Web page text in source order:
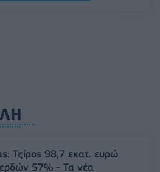
Τζίρος 98,7 εκατ. ευρώ
57% - Τα νέα